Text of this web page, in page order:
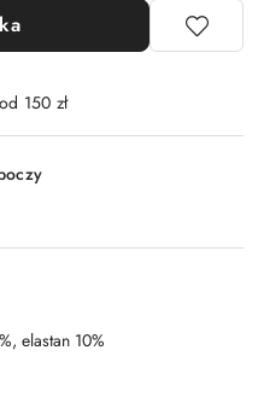
150 zł
elastan 10%